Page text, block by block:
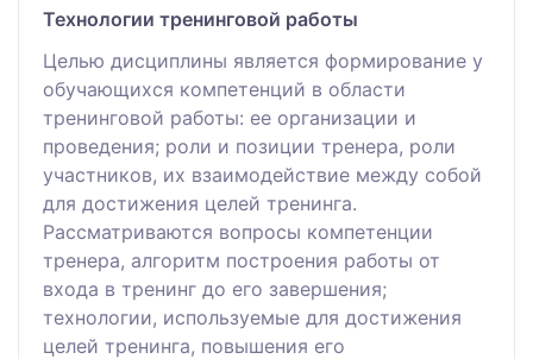
Технологии тренинговой работы
Целью дисциплины является формирование у
обучающихся компетенций в области
тренинговой работы: ее организации и
проведения; роли и позиции тренера, роли
участников, их взаимодействие между собой
для достижения целей тренинга.
Рассматриваются вопросы компетенции
тренера, алгоритм построения работы от
входа в тренинг до его завершения;
технологии, используемые для достижения
целей тренинга, повышения его